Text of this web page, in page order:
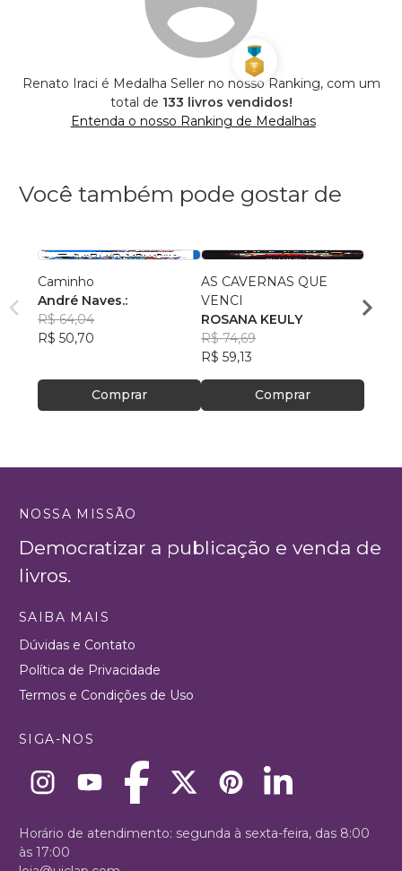
Renato Iraci é Medalha Seller no nosso Ranking, com um
total de 133 livros vendidos!
Entenda o nosso Ranking de Medalhas
Você também pode gostar de
Caminho
André Naves.:
R$ 64,04
R$ 50,70
Comprar
AS CAVERNAS QUE
VENCI
ROSANA KEULY
R$ 74,69
R$ 59,13
Comprar
Chris
R$
NOSSA MISSÃO
Democratizar a publicação e venda de
livros.
SAIBA MAIS
Dúvidas e Contato
Política de Privacidade
Termos e Condições de Uso
SIGA-NOS
Horário de atendimento: segunda à sexta-feira, das 8:00
às 17:00